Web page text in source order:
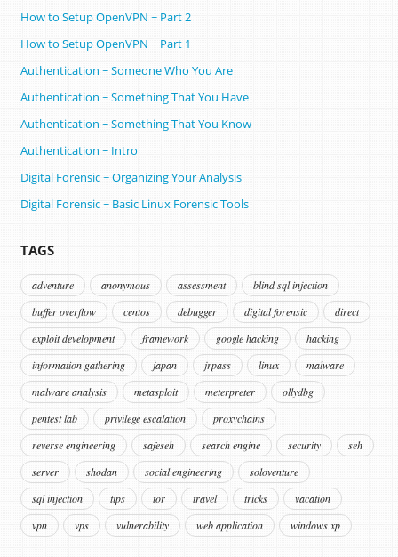
How to Setup OpenVPN ~ Part 2
How to Setup OpenVPN ~ Part 1
Authentication ~ Someone Who You Are
Authentication ~ Something That You Have
Authentication ~ Something That You Know
Authentication ~ Intro
Digital Forensic ~ Organizing Your Analysis
Digital Forensic ~ Basic Linux Forensic Tools
TAGS
adventure anonymous assessment
blind sql injection
buffer overflow
centos debugger digital forensic
direct
exploit development
framework google hacking
hacking
information gathering
japan jrpass linux
malware
malware analysis
metasploit meterpreter
ollydbg
pentest lab
privilege escalation
proxychains
reverse engineering
safeseh search engine security
seh
server
shodan social engineering
soloventure
sql injection
tips tor travel tricks
vacation
vpn
vps vulnerability web application windows xp